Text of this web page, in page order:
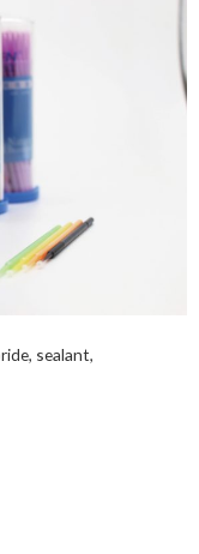
sealant,